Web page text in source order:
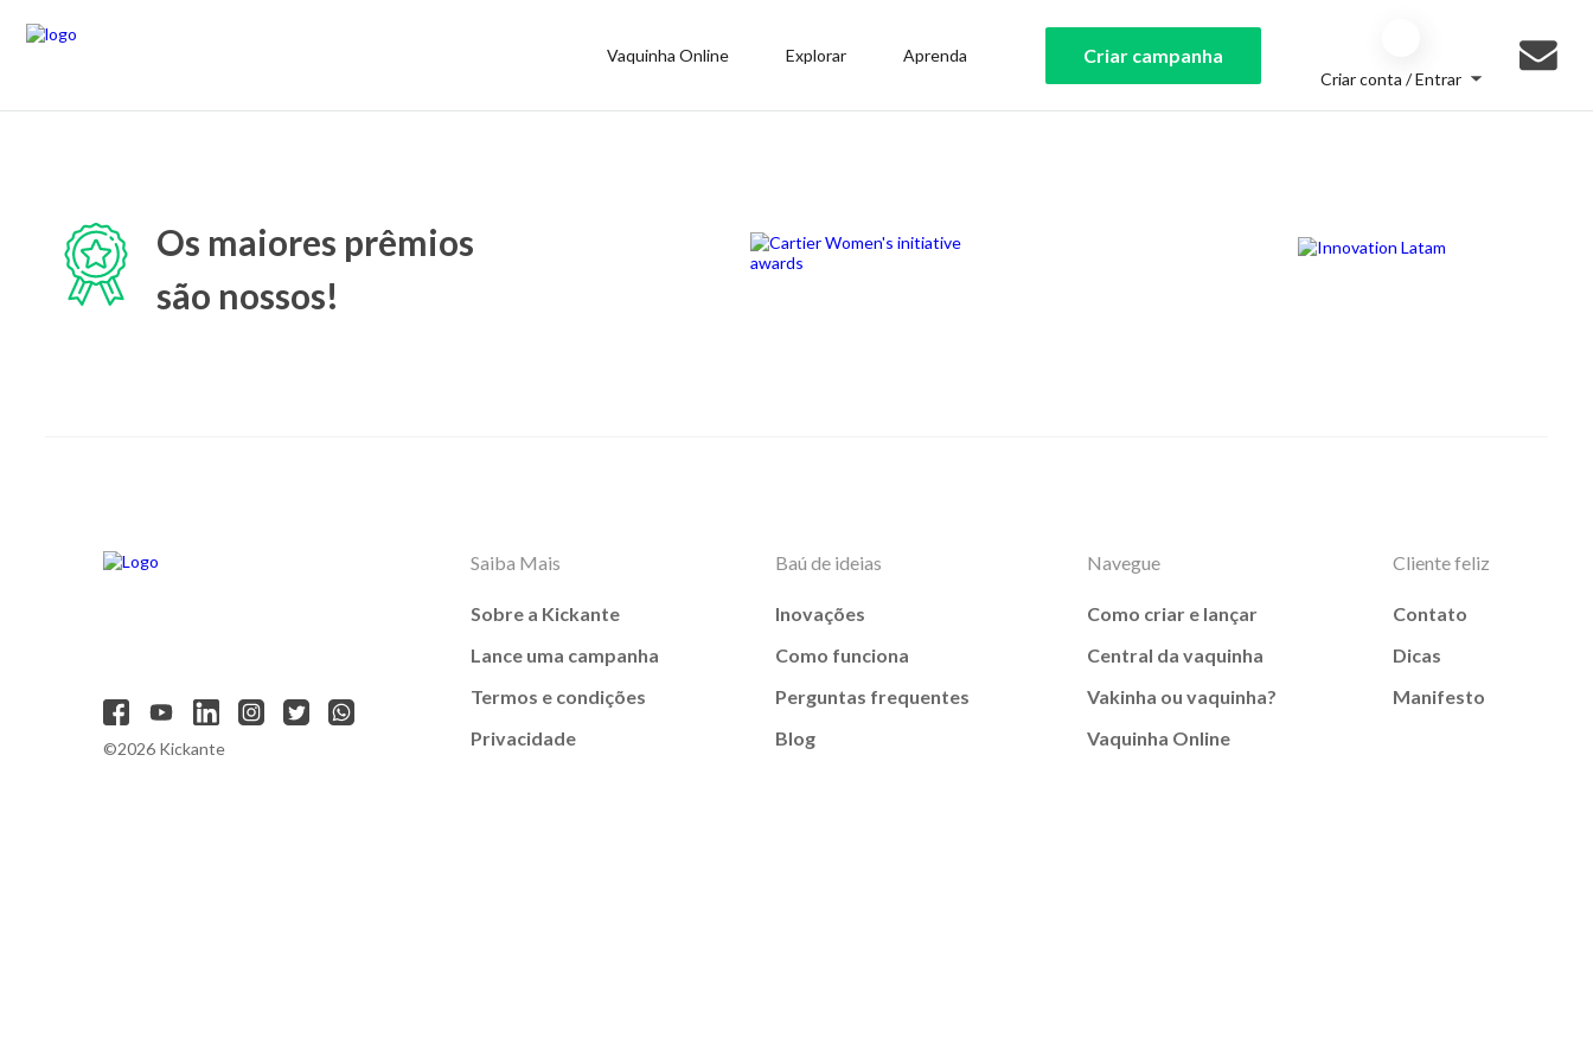
Vaquinha Online Explorar Aprenda Criar campanha
Criar conta / Entrar
Os maiores prêmios
são nossos!
©2026 Kickante
Saiba Mais
Sobre a Kickante
Lance uma campanha
Termos e condições
Privacidade
Baú de ideias
Inovações
Como funciona
Perguntas frequentes
Blog
Navegue
Como criar e lançar
Central da vaquinha
Vakinha ou vaquinha?
Vaquinha Online
Cliente feliz
Contato
Dicas
Manifesto